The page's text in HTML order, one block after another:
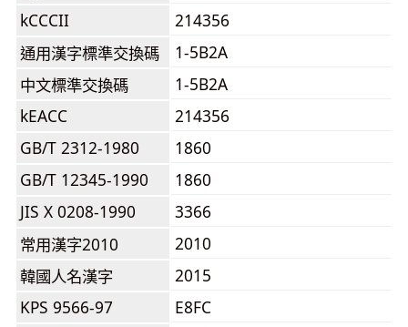
kCCCII
214356
通用漢字標準交換碼
1-5B2A
中文標準交換碼
1-5B2A
kEACC
214356
GB/T 2312-1980
1860
GB/T 12345-1990
1860
JIS X 0208-1990
3366
常用漢字2010
2010
韓國人名漢字
2015
KPS 9566-97
E8FC